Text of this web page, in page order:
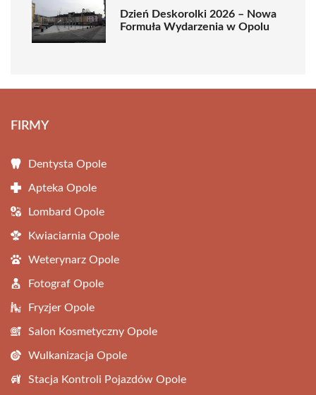
Dzień Deskorolki 2026 – Nowa
Formuła Wydarzenia w Opolu
FIRMY
Dentysta Opole
Apteka Opole
Lombard Opole
Kwiaciarnia Opole
Weterynarz Opole
Fotograf Opole
Fryzjer Opole
Salon Kosmetyczny Opole
Wulkanizacja Opole
Stacja Kontroli Pojazdów Opole